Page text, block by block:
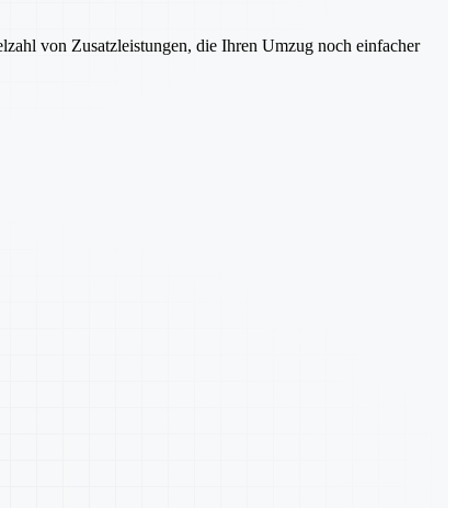
von Zusatzleistungen, die Ihren Umzug noch einfacher